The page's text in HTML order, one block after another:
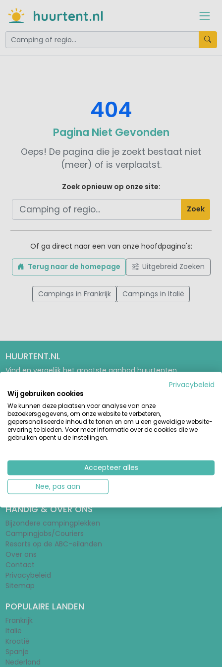
huurtent.nl
404
Pagina Niet Gevonden
Oeps! De pagina die je zoekt bestaat niet
(meer) of is verplaatst.
Zoek opnieuw op onze site:
Zoek
Of ga direct naar een van onze hoofdpagina's:
Terug naar de homepage Uitgebreid Zoeken
Campings in Frankrijk Campings in Italië
HUURTENT.NL
Vind en vergelijk het grootste aanbod huurtenten,
stacaravans en glamping-accommodaties op de mooiste
campings in Europa. Betrouwbaar boeken direct bij de
aanbieder.
GIDSEN & INSPIRATIE
Glampinggids
Schoolvakanties 2026/2027
Vakantieparken
HANDIG & OVER ONS
Bijzondere campingplekken
Campingjobs/Couriers
Resorts op de ABC-eilanden
Over ons
Contact
Privacybeleid
Sitemap
POPULAIRE LANDEN
Frankrijk
Italië
Kroatië
Spanje
Nederland
Privacybeleid
Wij gebruiken cookies
We kunnen deze plaatsen voor analyse van onze
bezoekersgegevens, om onze website te verbeteren,
gepersonaliseerde inhoud te tonen en om u een geweldige website-
ervaring te bieden. Voor meer informatie over de cookies die we
gebruiken opent u de instellingen.
Accepteer alles
Nee, pas aan